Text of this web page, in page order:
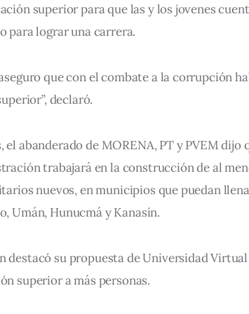
superior para que las y los jovenes
para lograr una carrera.
que con el combate a la corrupción
declaró.
el abanderado de MORENA, PT y PVEM dijo
trabajará en la construcción de al
nuevos, en municipios que puedan
Umán, Hunucmá y Kanasín.
destacó su propuesta de Universidad
superior a más personas.